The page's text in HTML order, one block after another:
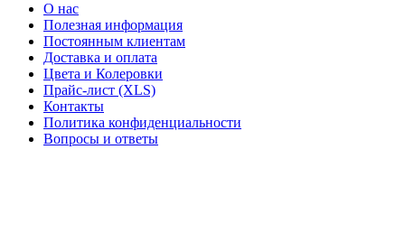
О нас
Полезная информация
Постоянным клиентам
Доставка и оплата
Цвета и Колеровки
Прайс-лист (XLS)
Контакты
Политика конфиденциальности
Вопросы и ответы